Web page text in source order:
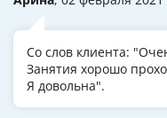
Со слов клиента:
Занятия хорошо
Я довольна".